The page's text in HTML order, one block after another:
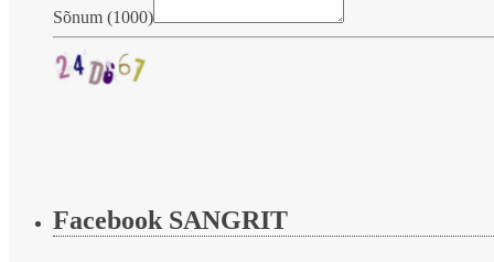
Sõnum (1000)
Facebook SANGRIT